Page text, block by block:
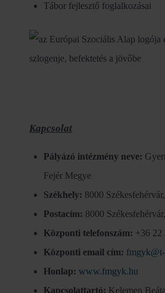
Tábor fejlesztő foglalkozásai
Kapcsolat
Pályázó intézmény neve:
Fejér Megye
Székhely: 8000
Postacím: 8000
Központi telefonszám: +36 22
Központi email cím:
Honlap: www.fmgyk.hu
Kapcsolattartó: Kelemen